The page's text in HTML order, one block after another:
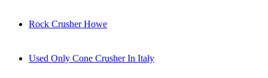
Rock Crusher Howe
Used Only Cone Crusher In Italy